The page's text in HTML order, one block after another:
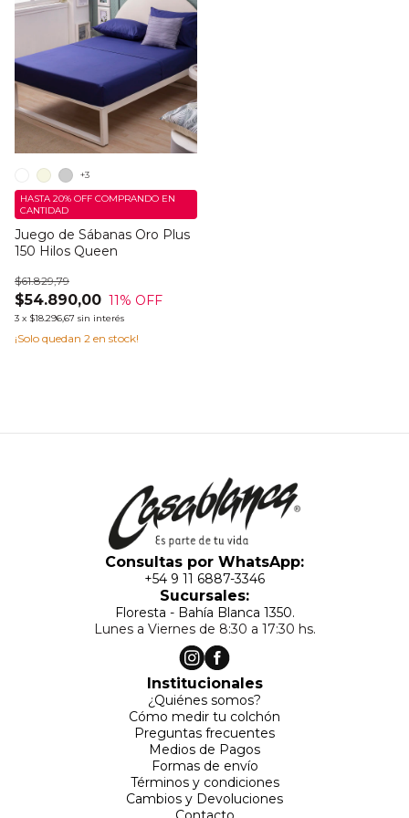
Juego de Sábanas Oro Plus
150 Hilos Queen
$54.890,00
$61.829,79
11% OFF
3 x $18.296,67 sin interés
HASTA 20% OFF COMPRANDO EN
CANTIDAD
¡Solo quedan 2 en stock!
+3
Consultas por WhatsApp:
+54 9 11 6887-3346
Sucursales:
Floresta - Bahía Blanca 1350.
Lunes a Viernes de 8:30 a 17:30 hs.
Institucionales
¿Quiénes somos?
Cómo medir tu colchón
Preguntas frecuentes
Medios de Pagos
Formas de envío
Términos y condiciones
Cambios y Devoluciones